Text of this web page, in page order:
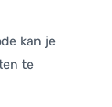
kan je
te